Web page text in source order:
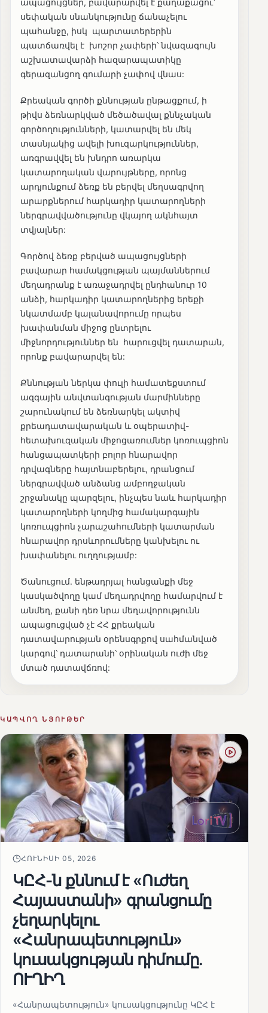
ապացույցներ, բավարարվել է քաղաքացու՝
սեփական սնանկությունը ճանաչելու
պահանջը, իսկ պարտատերերին
պատճառվել է խոշոր չափերի՝ նվազագույն
աշխատավարձի հազարապատիկը
գերազանցող գումարի չափով վնաս:
Քրեական գործի քննության ընթացքում, ի
թիվս ձեռնարկված մեծածավալ քննչական
գործողությունների, կատարվել են մեկ
տասնյակից ավելի խուզարկություններ,
առգրավվել են խնդրո առարկա
կատարողական վարույթները, որոնց
արդյունքում ձեռք են բերվել մեղսագրվող
արարքներում հարկադիր կատարողների
ներգրավվածությունը վկայող ակնհայտ
տվյալներ:
Գործով ձեռք բերված ապացույցների
բավարար համակցության պայմաններում
մեղադրանք է առաջադրվել ընդհանուր 10
անձի, հարկադիր կատարողներից երեքի
նկատմամբ կալանավորումը որպես
խափանման միջոց ընտրելու
միջնորդություններ են հարուցվել դատարան,
որոնք բավարարվել են:
Քննության ներկա փուլի համատեքստում
ազգային անվտանգության մարմինները
շարունակում են ձեռնարկել ակտիվ
քրեադատավարական և օպերատիվ-
հետախուզական միջոցառումներ կոռուպցիոն
հանցապատկերի բոլոր հնարավոր
դրվագները հայտնաբերելու, դրանցում
ներգրավված անձանց ամբողջական
շրջանակը պարզելու, ինչպես նաև հարկադիր
կատարողների կողմից համակարգային
կոռուպցիոն չարաշահումների կատարման
հնարավոր դրսևորումները կանխելու ու
խափանելու ուղղությամբ:
Ծանուցում. ենթադրյալ հանցանքի մեջ
կասկածվողը կամ մեղադրվողը համարվում է
անմեղ, քանի դեռ նրա մեղավորությունն
ապացուցված չէ ՀՀ քրեական
դատավարության օրենսգրքով սահմանված
կարգով՝ դատարանի՝ օրինական ուժի մեջ
մտած դատավճռով:
ԿԱՊՎՈՂ ՆՅՈՒԹԵՐ
ՀՈՒՆԻՍԻ 05, 2026
ԿԸՀ-ն քննում է «Ուժեղ
Հայաստանի» գրանցումը
չեղարկելու
«Հանրապետություն»
կուսակցության դիմումը.
ՈՒՂԻՂ
«Հանրապետություն» կուսակցությունը ԿԸՀ է